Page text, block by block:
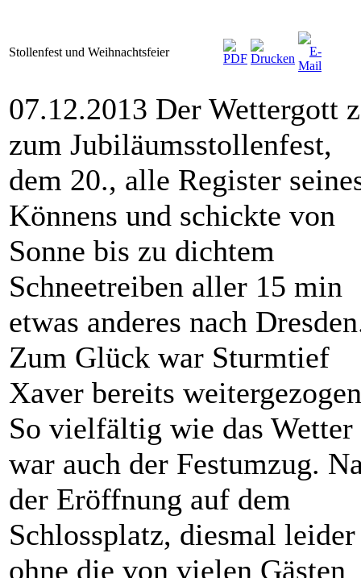
Stollenfest und Weihnachtsfeier
07.12.2013 Der Wettergott
zum Jubiläumsstollenfest,
dem 20., alle Register
Könnens und schickte von
Sonne bis zu dichtem
Schneetreiben aller 15 min
etwas anderes nach
Zum Glück war Sturmtief
Xaver bereits
So vielfältig wie das Wetter
war auch der Festumzug.
der Eröffnung auf dem
Schlossplatz, diesmal leider
ohne die von vielen Gästen